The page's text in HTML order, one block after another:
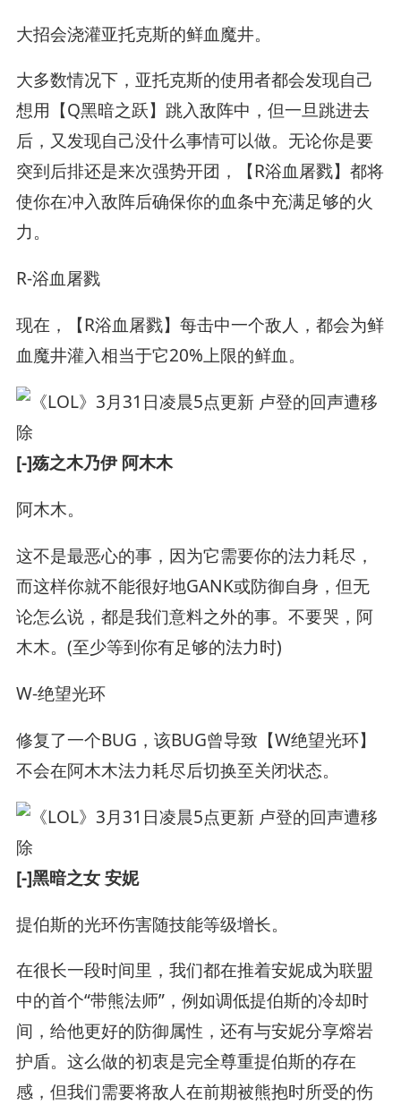
大招会浇灌亚托克斯的鲜血魔井。
大多数情况下，亚托克斯的使用者都会发现自己
想用【Q黑暗之跃】跳入敌阵中，但一旦跳进去
后，又发现自己没什么事情可以做。无论你是要
突到后排还是来次强势开团，【R浴血屠戮】都将
使你在冲入敌阵后确保你的血条中充满足够的火
力。
R-浴血屠戮
现在，【R浴血屠戮】每击中一个敌人，都会为鲜
血魔井灌入相当于它20%上限的鲜血。
[-]殇之木乃伊 阿木木
阿木木。
这不是最恶心的事，因为它需要你的法力耗尽，
而这样你就不能很好地GANK或防御自身，但无
论怎么说，都是我们意料之外的事。不要哭，阿
木木。(至少等到你有足够的法力时)
W-绝望光环
修复了一个BUG，该BUG曾导致【W绝望光环】
不会在阿木木法力耗尽后切换至关闭状态。
[-]黑暗之女 安妮
提伯斯的光环伤害随技能等级增长。
在很长一段时间里，我们都在推着安妮成为联盟
中的首个“带熊法师”，例如调低提伯斯的冷却时
间，给他更好的防御属性，还有与安妮分享熔岩
护盾。这么做的初衷是完全尊重提伯斯的存在
感，但我们需要将敌人在前期被熊抱时所受的伤